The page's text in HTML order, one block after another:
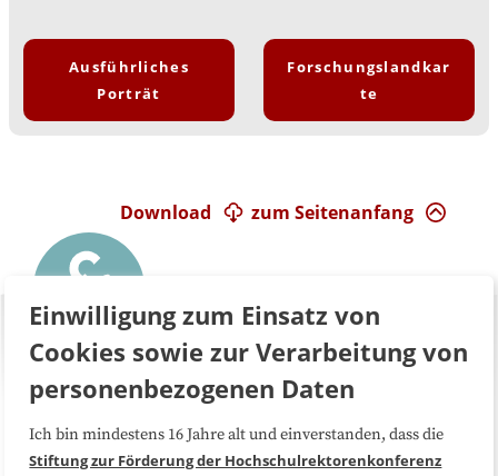
Ausführliches
Porträt
Forschungslandkar
te
zum Seitenanfang
Download
Über uns FAQ
Einwilligung zum Einsatz von
Cookies sowie zur Verarbeitung von
personenbezogenen Daten
Ich bin mindestens 16 Jahre alt und einverstanden, dass die
Stiftung zur Förderung der Hochschulrektorenkonferenz